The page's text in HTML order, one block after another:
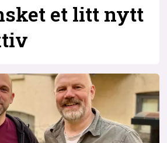
et litt nytt